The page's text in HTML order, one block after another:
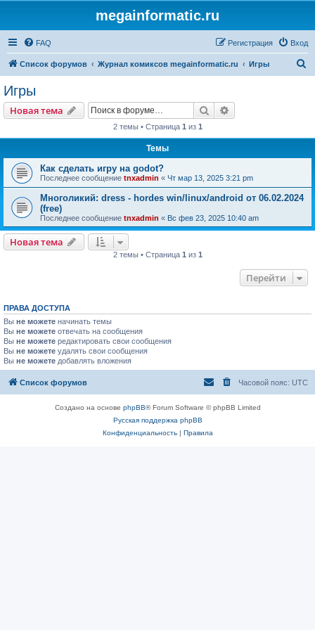
megainformatic.ru
FAQ Вход
Регистрация
Список форумов Журнал комиксов megainformatic.ru Игры
Игры
Новая тема Поиск
2 темы • Страница 1 из 1
Темы
Как сделать игру на godot?
Последнее сообщение tnxadmin « Чт мар 13, 2025 3:21 pm
Многоликий: dress - hordes win/linux/android от 06.02.2024
(free)
Последнее сообщение tnxadmin « Вс фев 23, 2025 10:40 am
Новая тема
2 темы • Страница 1 из 1
Перейти
ПРАВА ДОСТУПА
Вы не можете начинать темы
Вы не можете отвечать на сообщения
Вы не можете редактировать свои сообщения
Вы не можете удалять свои сообщения
Вы не можете добавлять вложения
Список форумов Часовой пояс: UTC
Создано на основе phpBB® Forum Software © phpBB Limited
Русская поддержка phpBB
Конфиденциальность| Правила